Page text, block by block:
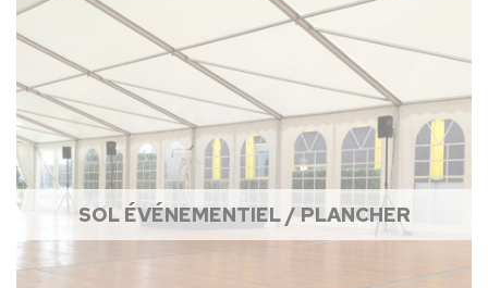
SOL ÉVÉNEMENTIEL / PLANCHER